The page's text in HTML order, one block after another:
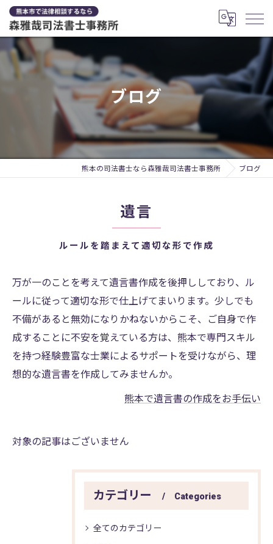
ブログ
熊本の司法書士なら森雅哉司法書士事務所 ブログ
遺言
ルールを踏まえて適切な形で作成
万が一のことを考えて遺言書作成を後押ししており、ル
ールに従って適切な形で仕上げてまいります。少しでも
不備があると無効になりかねないからこそ、ご自身で作
成することに不安を覚えている方は、熊本で専門スキル
を持つ経験豊富な士業によるサポートを受けながら、理
想的な遺言書を作成してみませんか。
熊本で遺言書の作成をお手伝い
対象の記事はございません
カテゴリー Categories
全てのカテゴリー